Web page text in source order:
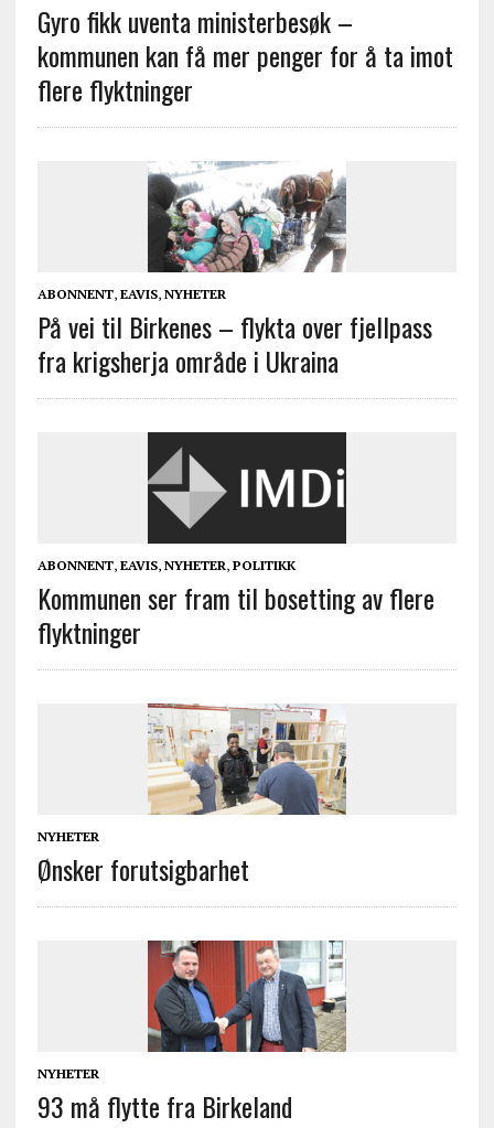
Gyro fikk uventa ministerbesøk –
kommunen kan få mer penger for å ta imot
flere flyktninger
ABONNENT, EAVIS, NYHETER
På vei til Birkenes – flykta over fjellpass
fra krigsherja område i Ukraina
ABONNENT, EAVIS, NYHETER, POLITIKK
Kommunen ser fram til bosetting av flere
flyktninger
NYHETER
Ønsker forutsigbarhet
NYHETER
93 må flytte fra Birkeland